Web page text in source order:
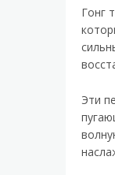
Гонг
Эти